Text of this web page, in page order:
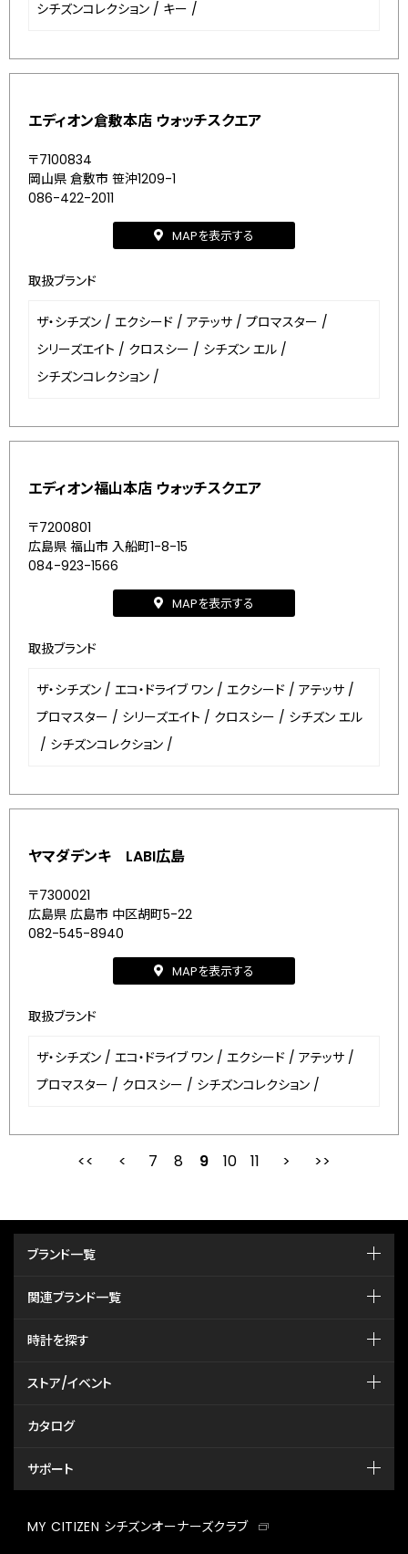
シチズンコレクション / キー /
エディオン倉敷本店 ウォッチスクエア
〒7100834
岡山県 倉敷市 笹沖1209-1
086-422-2011
MAPを表示する
取扱ブランド
ザ・シチズン / エクシード / アテッサ / プロマスター /
シリーズエイト / クロスシー / シチズン エル /
シチズンコレクション /
エディオン福山本店 ウォッチスクエア
〒7200801
広島県 福山市 入船町1-8-15
084-923-1566
MAPを表示する
取扱ブランド
ザ・シチズン / エコ・ドライブ ワン / エクシード / アテッサ /
プロマスター / シリーズエイト / クロスシー / シチズン エル
/ シチズンコレクション /
ヤマダデンキ LABI広島
〒7300021
広島県 広島市 中区胡町5-22
082-545-8940
MAPを表示する
取扱ブランド
ザ・シチズン / エコ・ドライブ ワン / エクシード / アテッサ /
プロマスター / クロスシー / シチズンコレクション /
最初 前
7 8 9 10 11
ブランド一覧
関連ブランド一覧
時計を探す
ストア/イベント
カタログ
サポート
MY CITIZEN シチズンオーナーズクラブ